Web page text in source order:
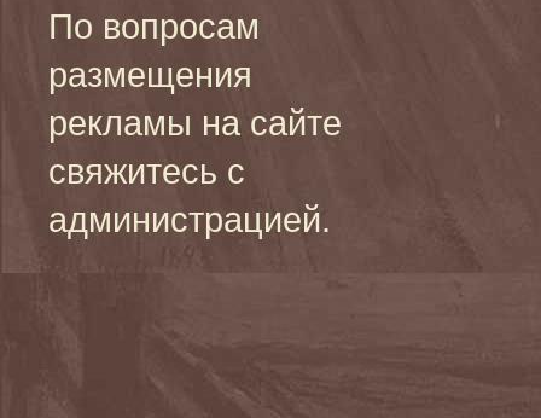
По вопросам
размещения
рекламы на сайте
свяжитесь с
администрацией.